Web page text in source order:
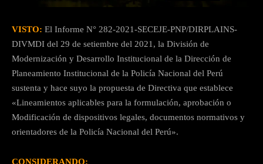
VISTO: El Informe N° 282-2021-SECEJE-PNP/DIRPLAINS-
DIVMDI del 29 de setiembre del 2021, la División de
Modernización y Desarrollo Institucional de la Dirección de
Planeamiento Institucional de la Policía Nacional del Perú
sustenta y hace suyo la propuesta de Directiva que establece
«Lineamientos aplicables para la formulación, aprobación o
Modificación de dispositivos legales, documentos normativos y
orientadores de la Policía Nacional del Perú».
CONSIDERANDO: